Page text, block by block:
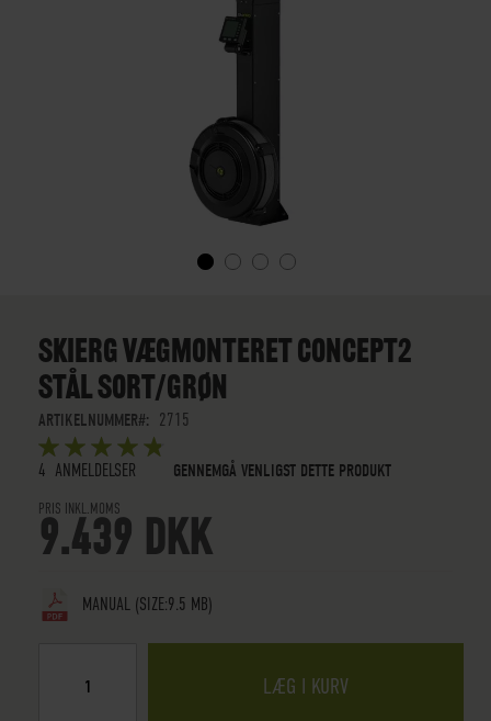
BILLEDGALLERIET
SKIERG VÆGMONTERET CONCEPT2
STÅL SORT/GRØN
ARTIKELNUMMER
2715
BEDØMMELSE:
5OUT OF5
STARS
4 ANMELDELSER GENNEMGÅ VENLIGST DETTE PRODUKT
PRIS INKL.MOMS
9.439 DKK
MANUAL (SIZE:9.5 MB)
LÆG I KURV